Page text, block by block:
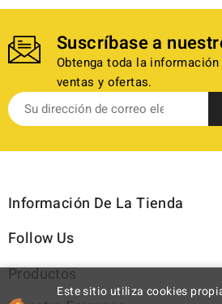
Suscríbase a
Obtenga toda la
ventas y ofertas.
Información De La Tienda
Follow Us
Productos
Este sitio utiliza cookies